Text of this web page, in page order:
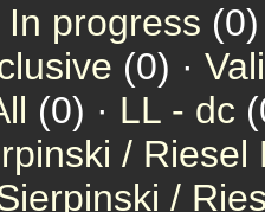
In progress
(0) ·
(0) · LL - dc
/ Riesel
/